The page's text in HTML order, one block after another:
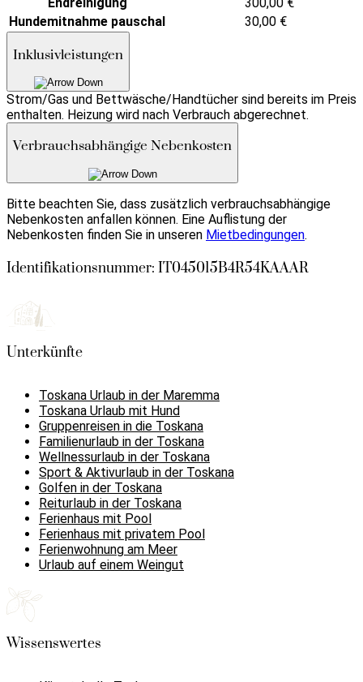
Hundemitnahme pauschal
30,00 €
Inklusivleistungen
Strom/Gas und Bettwäsche/Handtücher sind bereits im Preis
enthalten. Heizung wird nach Verbrauch abgerechnet.
Verbrauchsabhängige Nebenkosten
Bitte beachten Sie, dass zusätzlich verbrauchsabhängige
Nebenkosten anfallen können. Eine Auflistung der
Nebenkosten finden Sie in unseren Mietbedingungen.
Identifikationsnummer: IT045015B4R54KAAAR
Unterkünfte
Toskana Urlaub in der Maremma
Toskana Urlaub mit Hund
Gruppenreisen in die Toskana
Familienurlaub in der Toskana
Wellnessurlaub in der Toskana
Sport & Aktivurlaub in der Toskana
Golfen in der Toskana
Reiturlaub in der Toskana
Ferienhaus mit Pool
Ferienhaus mit privatem Pool
Ferienwohnung am Meer
Urlaub auf einem Weingut
Wissenswertes